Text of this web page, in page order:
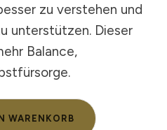
zu verstehen und
unterstützen. Dieser
Balance,
WARENKORB